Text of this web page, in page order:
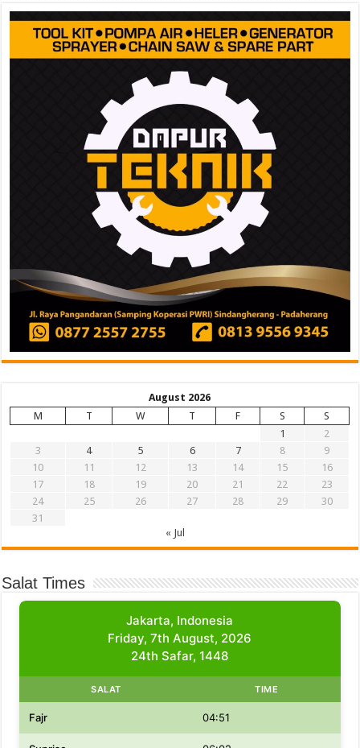
August 2026
M
T W T F S
S
1
2
3
4 5 6 7 8
9
10
11 12 13 14 15
16
17
18 19 20 21 22
23
24
25 26 27 28 29
30
31
« Jul
Salat Times
Jakarta, Indonesia
Friday, 7th August, 2026
24th Safar, 1448
SALAT TIME
Fajr 04:51